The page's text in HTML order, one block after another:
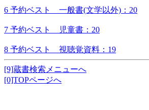
6 予約ベスト 一般書(文学以外)：20
7 予約ベスト 児童書：20
8 予約ベスト 視聴覚資料：19
[9]蔵書検索メニューへ
[0]TOPページへ